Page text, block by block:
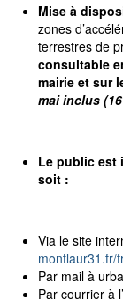
Mise à
zones
terrestres de
consultable
mairie et sur
mai inclus
Le public est
soit :
Via le site
montlaur31.fr/
Par mail à
Par courrier à